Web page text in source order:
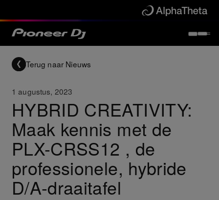
Terug naar Nieuws
1 augustus, 2023
HYBRID CREATIVITY:
Maak kennis met de
PLX-CRSS12 , de
professionele, hybride
D/A-draaitafel